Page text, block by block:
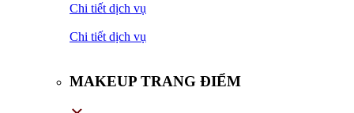
Chi tiết dịch vụ
Chi tiết dịch vụ
MAKEUP TRANG ĐIỂM